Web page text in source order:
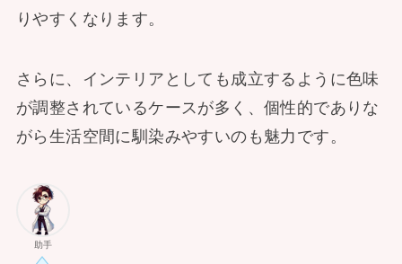
りやすくなります。
さらに、インテリアとしても成立するように色味
が調整されているケースが多く、個性的でありな
がら生活空間に馴染みやすいのも魅力です。
助手